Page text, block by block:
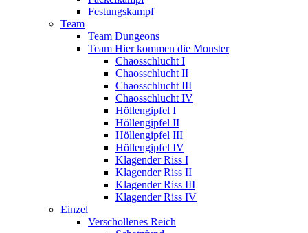
Festungskampf
Team
Team Dungeons
Team Hier kommen die Monster
Chaosschlucht I
Chaosschlucht II
Chaosschlucht III
Chaosschlucht IV
Höllengipfel I
Höllengipfel II
Höllengipfel III
Höllengipfel IV
Klagender Riss I
Klagender Riss II
Klagender Riss III
Klagender Riss IV
Einzel
Verschollenes Reich